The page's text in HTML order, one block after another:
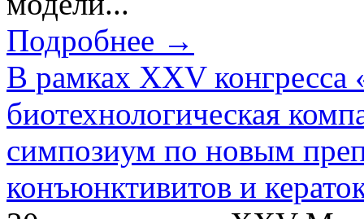
Подробнее →
В рамках XXV конгресса
биотехнологическая
симпозиум по новым
конъюнктивитов и